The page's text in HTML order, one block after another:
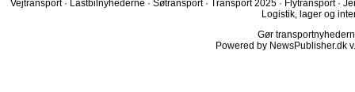
Vejtransport · Lastbilnyhederne · Søtransport · Transport 2025 · Flytransport ·
Logistik, lager og
Gør
Powered by NewsPublisher.dk